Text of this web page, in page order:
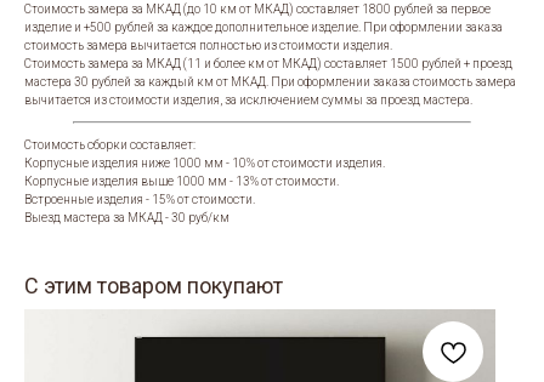
Стоимость замера за МКАД (до 10 км от МКАД) составляет 1800 рублей за первое
изделие и +500 рублей за каждое дополнительное изделие. При оформлении заказа
стоимость замера вычитается полностью из стоимости изделия.
Стоимость замера за МКАД (11 и более км от МКАД) составляет 1500 рублей + проезд
мастера 30 рублей за каждый км от МКАД. При оформлении заказа стоимость замера
вычитается из стоимости изделия, за исключением суммы за проезд мастера.
Стоимость сборки составляет:
Корпусные изделия ниже 1000 мм - 10% от стоимости изделия.
Корпусные изделия выше 1000 мм - 13% от стоимости.
Встроенные изделия - 15% от стоимости.
Выезд мастера за МКАД - 30 руб/км
С этим товаром покупают